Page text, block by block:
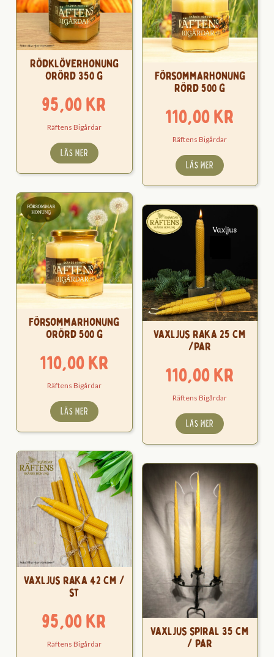
Rödklöverhonung
Orörd 350 g
95,00kr
Räftens Bigårdar
LÄS MER
Försommarhonung
Rörd 500 g
110,00kr
Räftens Bigårdar
LÄS MER
Försommarhonung
Orörd 500 g
110,00kr
Räftens Bigårdar
LÄS MER
Vaxljus raka 25 cm
/par
110,00kr
Räftens Bigårdar
LÄS MER
Vaxljus raka 42 cm /
st
95,00kr
Räftens Bigårdar
Vaxljus spiral 35 cm
/ par